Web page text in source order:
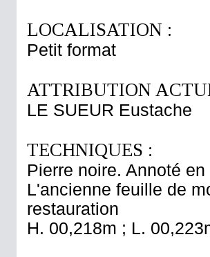
LOCALISATION :
Petit format
ATTRIBUTION
LE SUEUR Eustache
TECHNIQUES :
Pierre noire. Annoté
L'ancienne feuille de
restauration
H. 00,218m ; L.